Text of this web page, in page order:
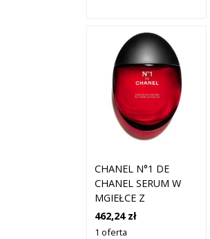
CHANEL N°1 DE
CHANEL SERUM W
MGIEŁCE Z
CZERWONĄ KAMELIĄ
CHRONI – ŁAGODZI –
462,24 zł
1 oferta